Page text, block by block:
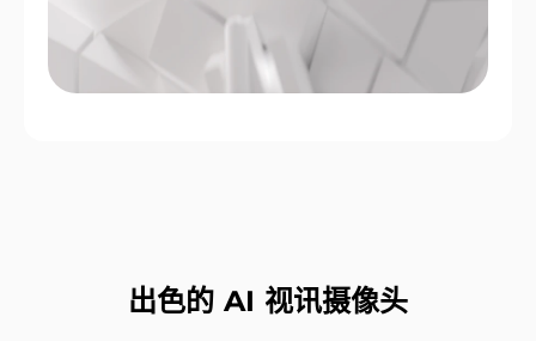
出色的 AI 视讯摄像头